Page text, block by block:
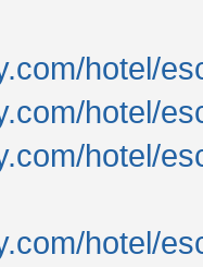
hotel/
hotel/
hotel/
hotel/